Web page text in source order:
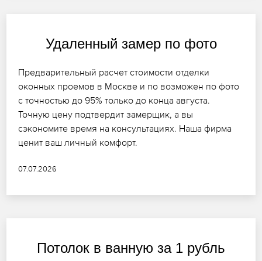
Удаленный замер по фото
Предварительный расчет стоимости отделки
оконных проемов в Москве и по возможен по фото
с точностью до 95% только до конца августа.
Точную цену подтвердит замерщик, а вы
сэкономите время на консультациях. Наша фирма
ценит ваш личный комфорт.
07.07.2026
Потолок в ванную за 1 рубль